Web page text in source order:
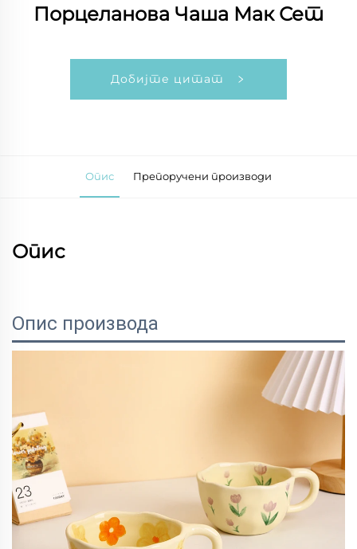
Порцеланова Чаша Мак Сет
Добијте цитат
Опис Препоручени производи
Опис
Опис производа